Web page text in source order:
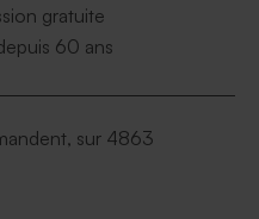
gratuite
60 ans
sur 4863